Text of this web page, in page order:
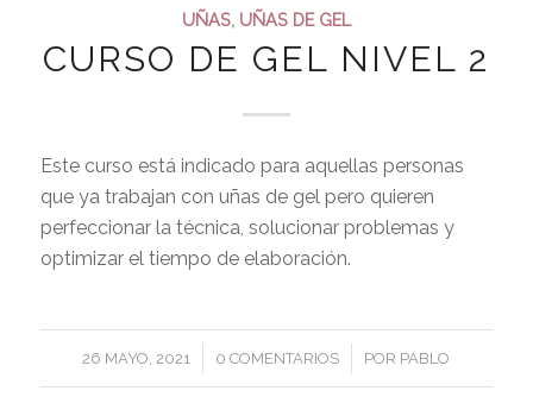
UÑAS, UÑAS DE GEL
CURSO DE GEL NIVEL 2
Este curso está indicado para aquellas personas
que ya trabajan con uñas de gel pero quieren
perfeccionar la técnica, solucionar problemas y
optimizar el tiempo de elaboración.
26 MAYO, 2021
/ 0 COMENTARIOS
/ POR PABLO